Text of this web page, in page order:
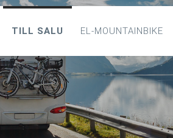
TILL SALU EL-MOUNTAINBIKE